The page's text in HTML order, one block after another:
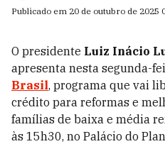
Publicado em 20 de outubro de 2025
O presidente Luiz Inácio
apresenta nesta segunda-
Brasil, programa que vai
crédito para reformas e
famílias de baixa e média
às 15h30, no Palácio do